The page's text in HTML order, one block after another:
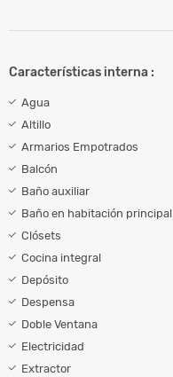
Características interna :
Agua
Altillo
Armarios Empotrados
Balcón
Baño auxiliar
Baño en habitación principal
Clósets
Cocina integral
Depósito
Despensa
Doble Ventana
Electricidad
Extractor